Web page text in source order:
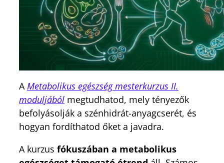
AMetabolikus egészség mesterkurzus II.
moduljábólmegtudhatod, mely tényezők
befolyásolják a szénhidrát-anyagcserét, és
hogyan fordíthatod őket a javadra.
A kurzus fókuszában a metabolikus